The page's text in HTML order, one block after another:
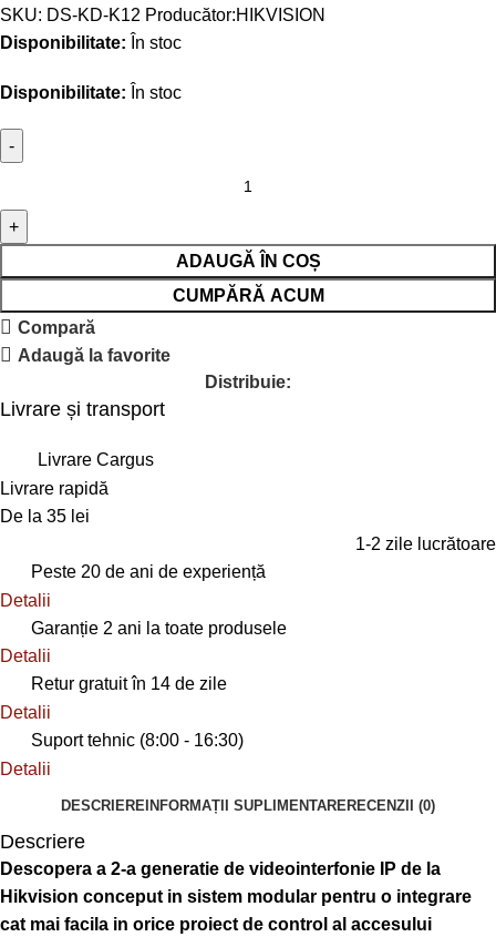
SKU: DS-KD-K12 Producător:HIKVISION
Disponibilitate: În stoc
Disponibilitate: În stoc
ADAUGĂ ÎN COȘ
CUMPĂRĂ ACUM
Compară
Adaugă la favorite
Distribuie:
Livrare și transport
Livrare Cargus
Livrare rapidă
De la 35 lei
1-2 zile lucrătoare
Peste 20 de ani de experiență
Detalii
Garanție 2 ani la toate produsele
Detalii
Retur gratuit în 14 de zile
Detalii
Suport tehnic (8:00 - 16:30)
Detalii
DESCRIERE INFORMAȚII SUPLIMENTARERECENZII (0)
Descriere
Descopera a 2-a generatie de videointerfonie IP de la
Hikvision conceput in sistem modular pentru o integrare
cat mai facila in orice proiect de control al accesului